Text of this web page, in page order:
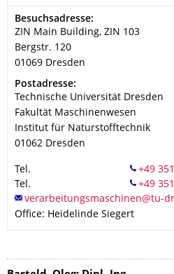
Adresse
Besuchsadresse:
ZIN Main Building, ZIN 103
Bergstr. 120
01069 Dresden
Adresse
Postadresse:
Technische Universität Dresden
Fakultät Maschinenwesen
Institut für Naturstofftechnik
01062 Dresden
Tel.
Tel.
Office: Heidelinde Siegert